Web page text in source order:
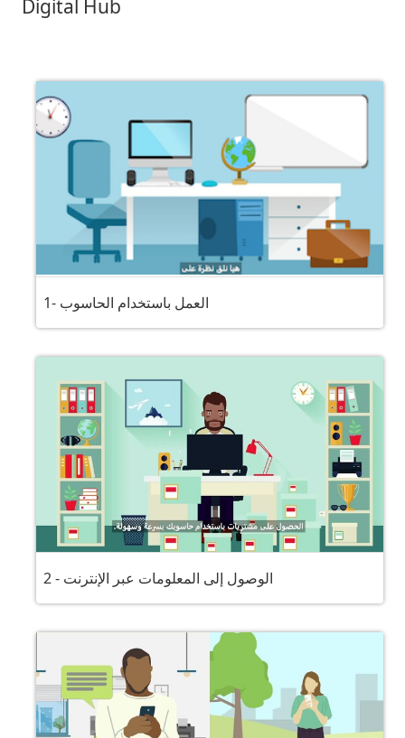
Digital Hub
1- العمل باستخدام الحاسوب
2 - الوصول إلى المعلومات عبر الإنترنت